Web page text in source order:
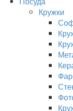
Кружки